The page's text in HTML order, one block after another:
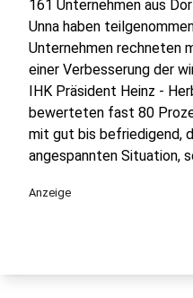
161 Unternehmen aus
Unna haben
Unternehmen rechneten
einer Verbesserung der
IHK Präsident Heinz -
bewerteten fast 80
mit gut bis befriedigend,
angespannten Situation,
Anzeige